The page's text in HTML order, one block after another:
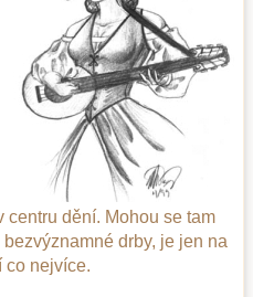
centru dění. Mohou se tam
drby, je jen na
co nejvíce.